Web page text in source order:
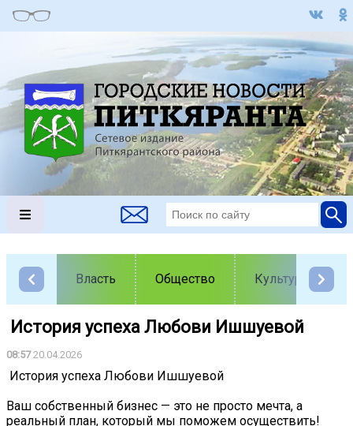
Власть Общество Культура
️ История успеха Любови Ишшуевой
08:5720.04.2026
️ История успеха Любови Ишшуевой
Ваш собственный бизнес — это не просто мечта, а
реальный план, который мы поможем осуществить!